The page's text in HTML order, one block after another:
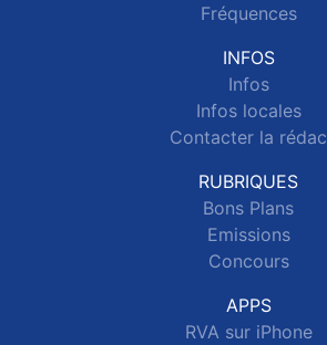
Fréquences
INFOS
Infos
Infos locales
Contacter la rédac
RUBRIQUES
Bons Plans
Emissions
Concours
APPS
RVA sur iPhone